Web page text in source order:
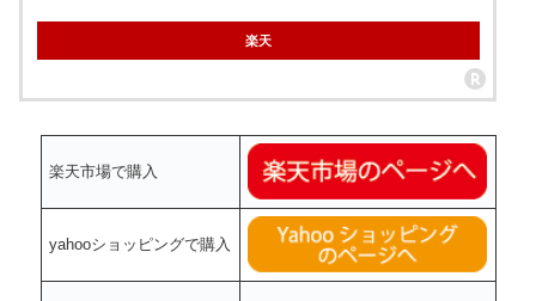
楽天
楽天市場で購入
yahooショッピングで購入